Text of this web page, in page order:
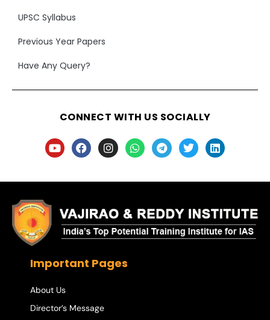
UPSC Syllabus
Previous Year Papers
Have Any Query?
CONNECT WITH US SOCIALLY
Important Pages
About Us
Director’s Message